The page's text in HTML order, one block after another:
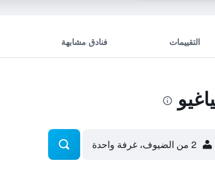
التقييمات فنادق مشابهة
2 من الضيوف، غرفة واحدة